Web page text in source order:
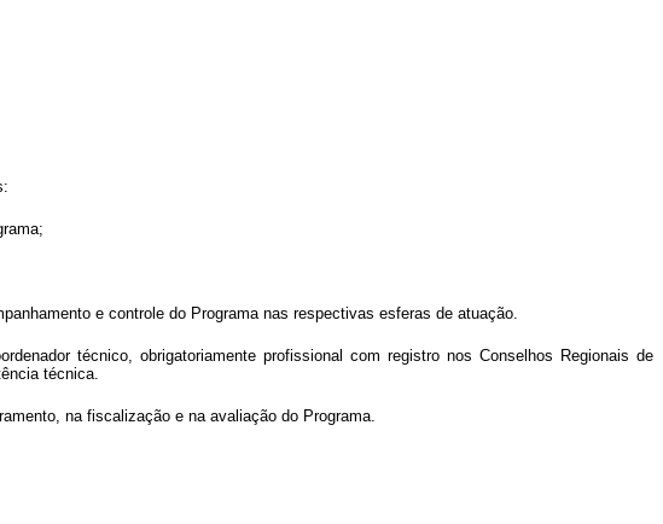
e controle do Programa nas respectivas esferas de atuação.
técnico, obrigatoriamente profissional com registro nos Conselhos Regionais de
técnica.
na fiscalização e na avaliação do Programa.